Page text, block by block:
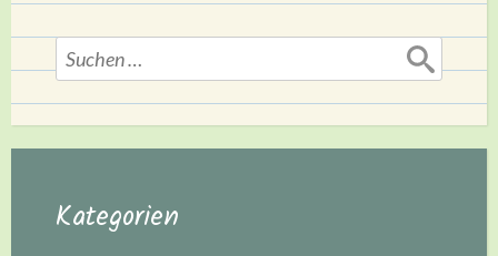
Suchen
nach:
Kategorien